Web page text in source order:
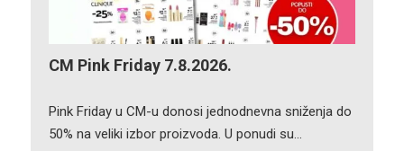
CM Pink Friday 7.8.2026.
Pink Friday u CM-u donosi jednodnevna sniženja do
50% na veliki izbor proizvoda. U ponudi su…